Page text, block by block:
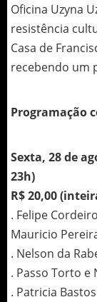
Oficina Uzyna
resistência
Casa de
recebendo um
Programação
Sexta, 28 de
23h)
R$ 20,00
. Felipe
Mauricio
. Nelson da
. Passo Torto e
. Patricia